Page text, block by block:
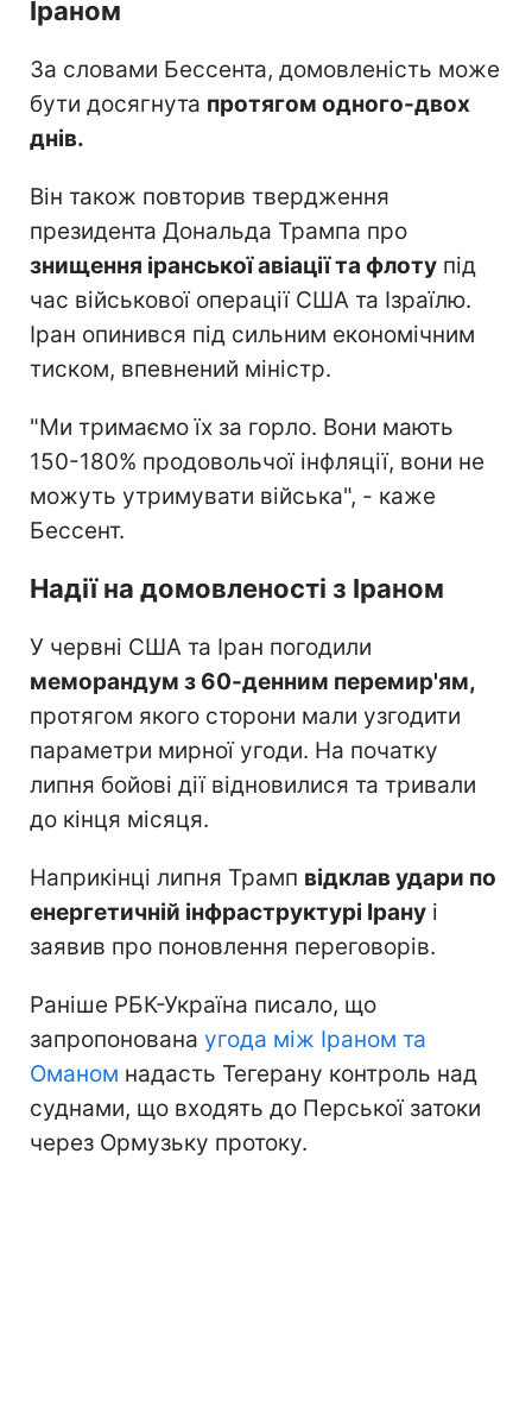
Іраном
За словами Бессента, домовленість може
бути досягнута протягом одного-двох
днів.
Він також повторив твердження
президента Дональда Трампа про
знищення іранської авіації та флоту під
час військової операції США та Ізраїлю.
Іран опинився під сильним економічним
тиском, впевнений міністр.
"Ми тримаємо їх за горло. Вони мають
150-180% продовольчої інфляції, вони не
можуть утримувати війська", - каже
Бессент.
Надії на домовленості з Іраном
У червні США та Іран погодили
меморандум з 60-денним перемир'ям,
протягом якого сторони мали узгодити
параметри мирної угоди. На початку
липня бойові дії відновилися та тривали
до кінця місяця.
Наприкінці липня Трамп відклав удари по
енергетичній інфраструктурі Ірану і
заявив про поновлення переговорів.
Раніше РБК-Україна писало, що
запропонована угода між Іраном та
Оманом надасть Тегерану контроль над
суднами, що входять до Перської затоки
через Ормузьку протоку.